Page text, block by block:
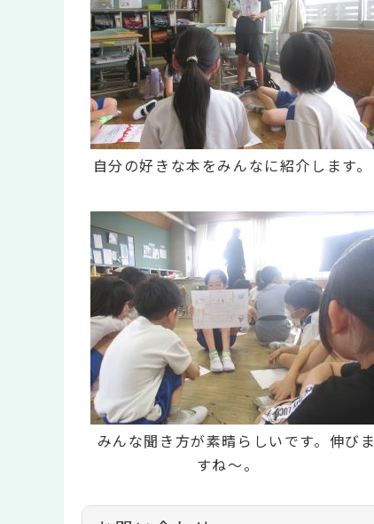
自分の好きな本をみんなに紹介します。
みんな聞き方が素晴らしいです。伸びま
すね～。